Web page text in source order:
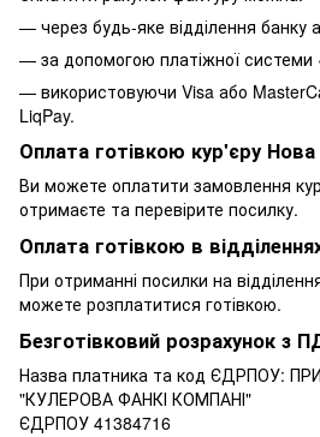
— через будь-яке відділення банку
— за допомогою платіжної системи
— використовуючи Visa або
LiqPay.
Оплата готівкою кур'єру
Ви можете оплатити замовлення
отримаєте та перевірите посилку.
Оплата готівкою в
При отриманні посилки на
можете розплатитися готівкою.
Безготівковий розрахунок з
Назва платника та код ЄДРПОУ:
"КУЛЕРОВА ФАНКІ КОМПАНІ"
ЄДРПОУ 41384716